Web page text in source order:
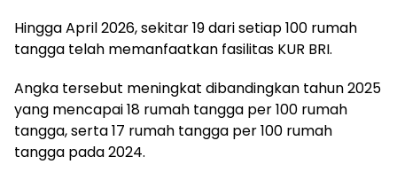
Hingga April 2026, sekitar 19 dari setiap 100 rumah
tangga telah memanfaatkan fasilitas KUR BRI.
Angka tersebut meningkat dibandingkan tahun 2025
yang mencapai 18 rumah tangga per 100 rumah
tangga, serta 17 rumah tangga per 100 rumah
tangga pada 2024.